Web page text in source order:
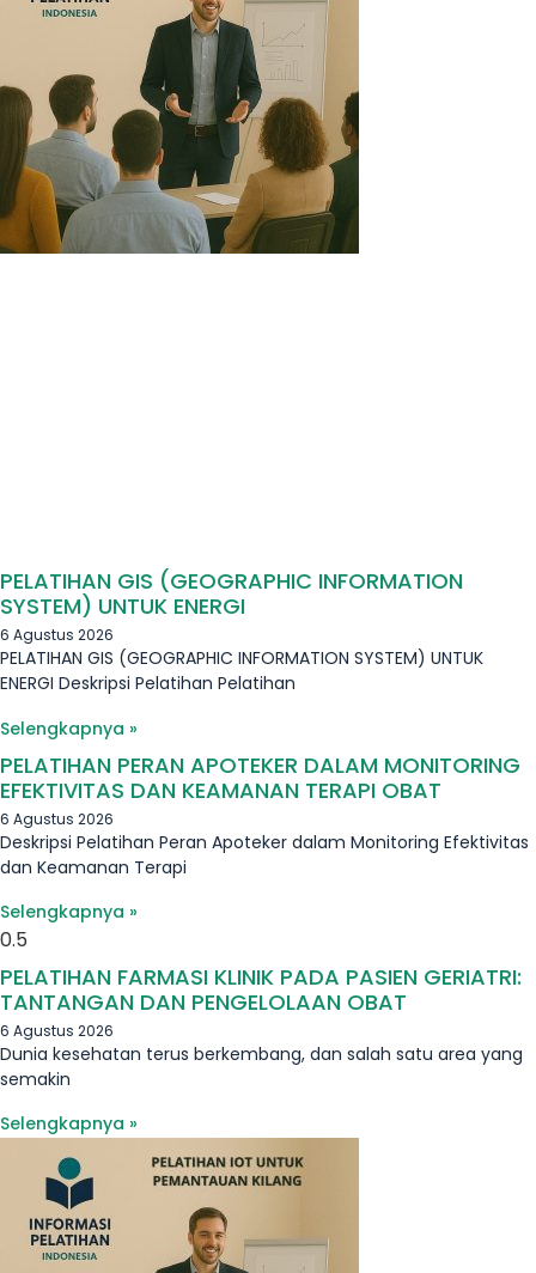
PELATIHAN GIS (GEOGRAPHIC INFORMATION
SYSTEM) UNTUK ENERGI
6 Agustus 2026
PELATIHAN GIS (GEOGRAPHIC INFORMATION SYSTEM) UNTUK
ENERGI Deskripsi Pelatihan Pelatihan
Selengkapnya »
PELATIHAN PERAN APOTEKER DALAM MONITORING
EFEKTIVITAS DAN KEAMANAN TERAPI OBAT
6 Agustus 2026
Deskripsi Pelatihan Peran Apoteker dalam Monitoring Efektivitas
dan Keamanan Terapi
Selengkapnya »
PELATIHAN FARMASI KLINIK PADA PASIEN GERIATRI:
TANTANGAN DAN PENGELOLAAN OBAT
6 Agustus 2026
Dunia kesehatan terus berkembang, dan salah satu area yang
semakin
Selengkapnya »